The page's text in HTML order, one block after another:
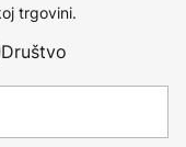
trgovini.
Društvo